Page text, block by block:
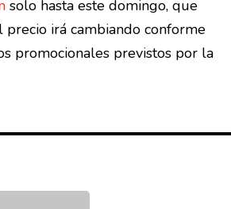
solo hasta este domingo, que
precio irá cambiando conforme
promocionales previstos por la